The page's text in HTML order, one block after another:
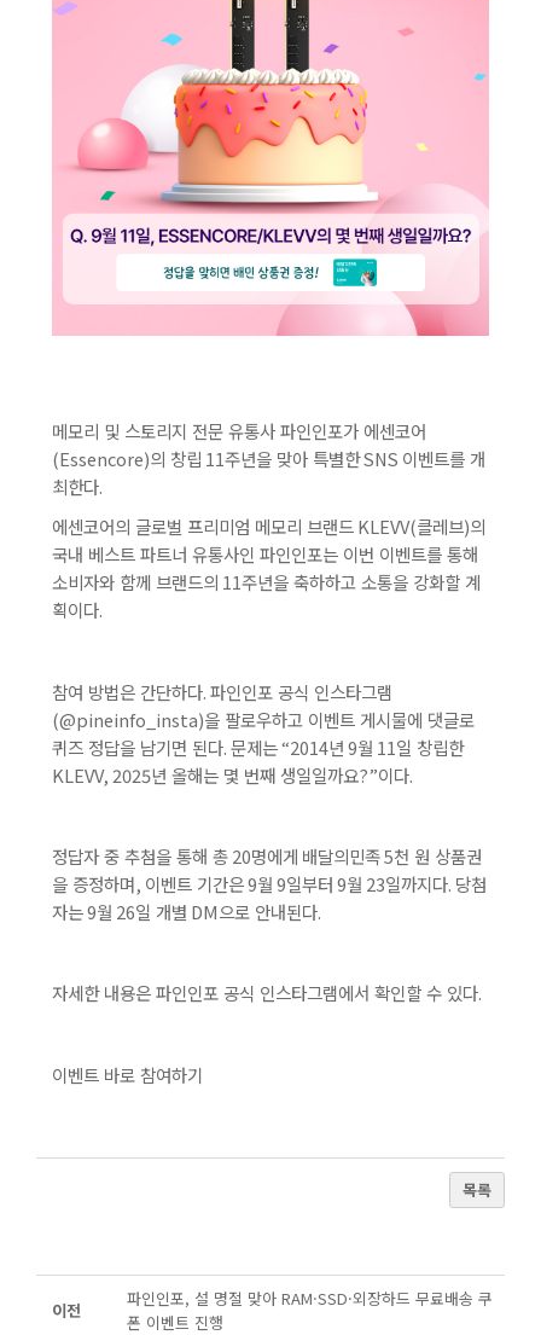
메모리 및 스토리지 전문 유통사 파인인포가 에센코어
(Essencore)의 창립 11주년을 맞아 특별한SNS 이벤트를 개
최한다.
에센코어의 글로벌 프리미엄 메모리 브랜드KLEVV(클레브)의
국내 베스트 파트너 유통사인 파인인포는 이번 이벤트를 통해
소비자와 함께 브랜드의 11주년을 축하하고 소통을 강화할 계
획이다.
참여 방법은 간단하다.파인인포 공식 인스타그램
(@pineinfo_insta)을 팔로우하고 이벤트 게시물에 댓글로
퀴즈 정답을 남기면 된다.문제는“2014년9월 11일 창립한
KLEVV, 2025년 올해는 몇 번째 생일일까요?”이다.
정답자 중 추첨을 통해 총20명에게 배달의민족5천 원 상품권
을 증정하며, 이벤트 기간은9월9일부터9월 23일까지다. 당첨
자는9월 26일 개별 DM으로 안내된다.
자세한 내용은 파인인포 공식 인스타그램에서 확인할 수 있다.
이벤트 바로 참여하기
목록
이전
파인인포, 설 명절 맞아 RAM·SSD·외장하드 무료배송 쿠
폰 이벤트 진행